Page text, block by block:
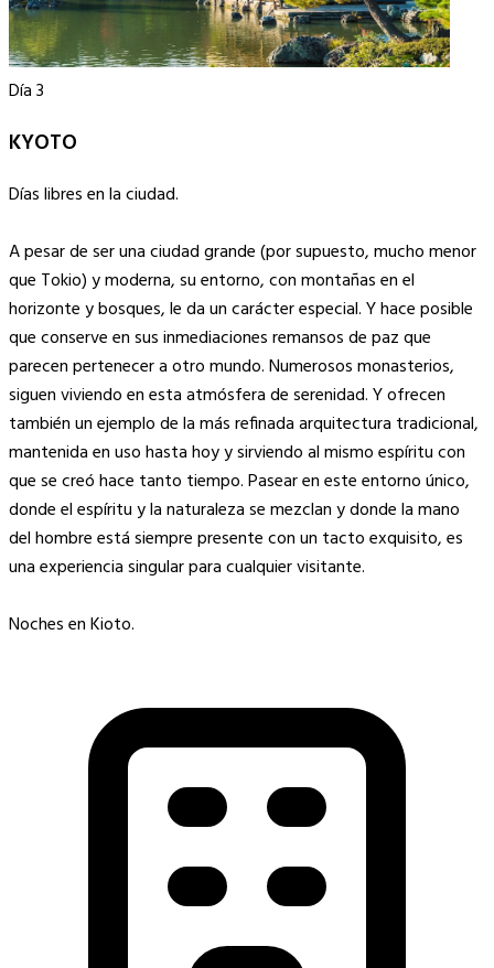
Día 3
KYOTO
Días libres en la ciudad.
A pesar de ser una ciudad grande (por supuesto, mucho menor
que Tokio) y moderna, su entorno, con montañas en el
horizonte y bosques, le da un carácter especial. Y hace posible
que conserve en sus inmediaciones remansos de paz que
parecen pertenecer a otro mundo. Numerosos monasterios,
siguen viviendo en esta atmósfera de serenidad. Y ofrecen
también un ejemplo de la más refinada arquitectura tradicional,
mantenida en uso hasta hoy y sirviendo al mismo espíritu con
que se creó hace tanto tiempo. Pasear en este entorno único,
donde el espíritu y la naturaleza se mezclan y donde la mano
del hombre está siempre presente con un tacto exquisito, es
una experiencia singular para cualquier visitante.
Noches en Kioto.